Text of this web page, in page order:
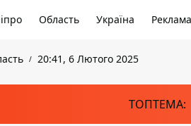
Область Україна Реклама
20:41, 6 Лютого 2025
ТОПТЕМА: